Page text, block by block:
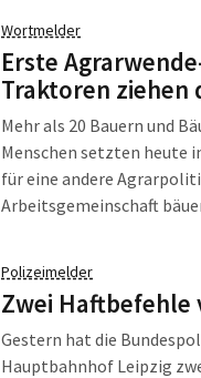
Wortmelder
Erste
Traktoren ziehen
Mehr als 20 Bauern und
Menschen setzten heute
für eine andere
Arbeitsgemeinschaft
Tierschutz zur „Wir
Demonstration
bäuerliche und
Polizeimelder
Zwei
Gestern hat die
Hauptbahnhof Leipzig